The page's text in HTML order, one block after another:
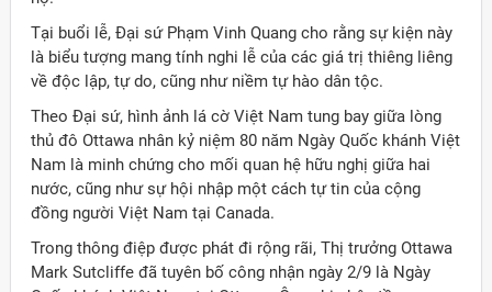
Tại buổi lễ, Đại sứ Phạm Vinh Quang cho rằng sự kiện này
là biểu tượng mang tính nghi lễ của các giá trị thiêng liêng
về độc lập, tự do, cũng như niềm tự hào dân tộc.
Theo Đại sứ, hình ảnh lá cờ Việt Nam tung bay giữa lòng
thủ đô Ottawa nhân kỷ niệm 80 năm Ngày Quốc khánh Việt
Nam là minh chứng cho mối quan hệ hữu nghị giữa hai
nước, cũng như sự hội nhập một cách tự tin của cộng
đồng người Việt Nam tại Canada.
Trong thông điệp được phát đi rộng rãi, Thị trưởng Ottawa
Mark Sutcliffe đã tuyên bố công nhận ngày 2/9 là Ngày